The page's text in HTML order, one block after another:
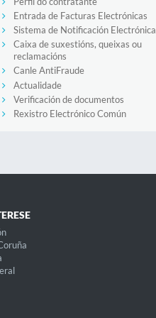
Entrada de Facturas Electrónicas
Sistema de Notificación Electrónica
Caixa de suxestións, queixas ou
reclamacións
Canle AntiFraude
Actualidade
Verificación de documentos
Rexistro Electrónico Común